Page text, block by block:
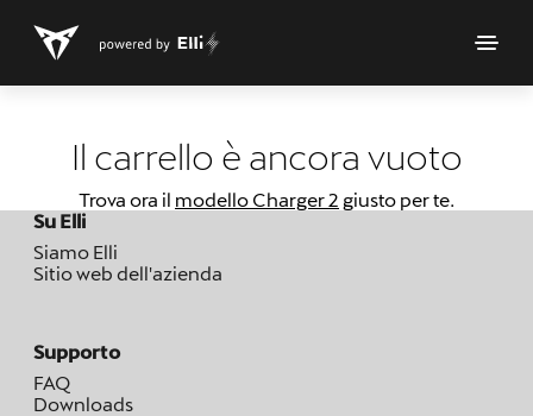
Il carrello è ancora vuoto
Trova ora il modello Charger 2 giusto per te.
Su Elli
Siamo Elli
Sitio web dell'azienda
Supporto
FAQ
Downloads